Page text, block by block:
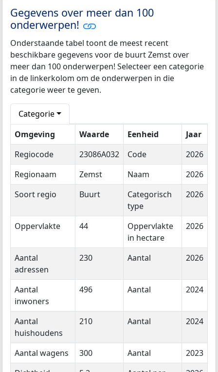
Gegevens over meer dan 100
onderwerpen!
Onderstaande tabel toont de meest recent
beschikbare gegevens voor de buurt Zemst over
meer dan 100 onderwerpen! Selecteer een categorie
in de linkerkolom om de onderwerpen in die
categorie weer te geven.
Categorie
Omgeving
Waarde Eenheid
Jaar
Regiocode
23086A032 Code
2026
Regionaam
Zemst Naam
2026
Soort regio
Buurt
Categorisch
type
2026
Oppervlakte 44
Oppervlakte
in hectare
2026
Aantal
adressen
230 Aantal 2026
Aantal
inwoners
496 Aantal 2024
Aantal
huishoudens
210 Aantal 2024
Aantal wagens 300 Aantal
2023